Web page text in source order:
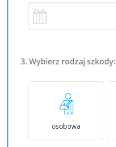
3. Wybierz rodzaj szkody:
osobowa